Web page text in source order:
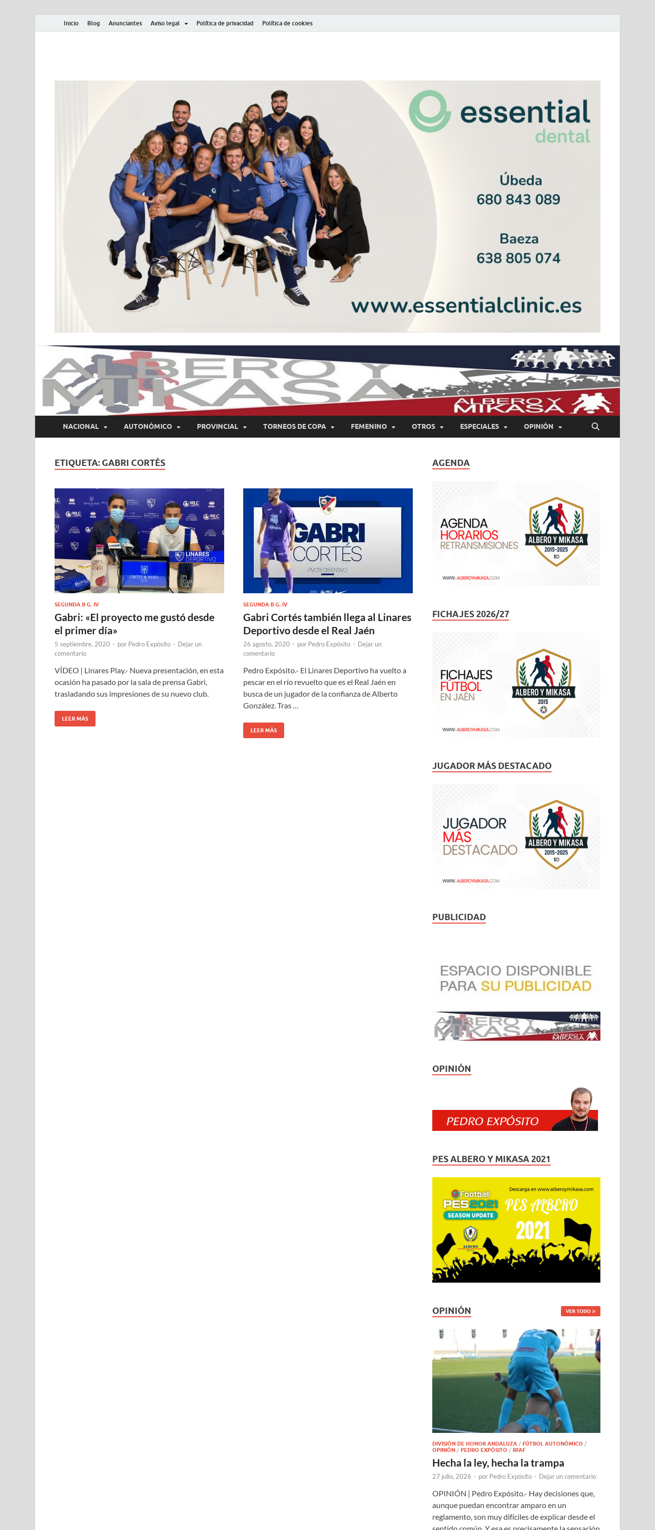
Inicio Blog Anunciantes Aviso legal Política de privacidad Política de cookies
NACIONAL AUTONÓMICO PROVINCIAL TORNEOS DE COPA FEMENINO OTROS ESPECIALES OPINIÓN
ETIQUETA: GABRI CORTÉS
SEGUNDA B G. IV
Gabri: «El proyecto me gustó desde
el primer día»
5 septiembre, 2020 - por Pedro Expósito - Dejar un
comentario
VÍDEO | Linares Play.- Nueva presentación, en esta
ocasión ha pasado por la sala de prensa Gabri,
trasladando sus impresiones de su nuevo club.
LEER MÁS
SEGUNDA B G. IV
Gabri Cortés también llega al Linares
Deportivo desde el Real Jaén
26 agosto, 2020 - por Pedro Expósito - Dejar un
comentario
Pedro Expósito.- El Linares Deportivo ha vuelto a
pescar en el río revuelto que es el Real Jaén en
busca de un jugador de la confianza de Alberto
González. Tras …
LEER MÁS
AGENDA
FICHAJES 2026/27
JUGADOR MÁS DESTACADO
PUBLICIDAD
OPINIÓN
PES ALBERO Y MIKASA 2021
OPINIÓN VER TODO
DIVISIÓN DE HONOR ANDALUZA /FÚTBOL AUTONÓMICO /
OPINIÓN /PEDRO EXPÓSITO /RFAF
Hecha la ley, hecha la trampa
27 julio, 2026 - por Pedro Expósito - Dejar un comentario
OPINIÓN | Pedro Expósito.- Hay decisiones que,
aunque puedan encontrar amparo en un
reglamento, son muy difíciles de explicar desde el
sentido común. Y esa es precisamente la sensación